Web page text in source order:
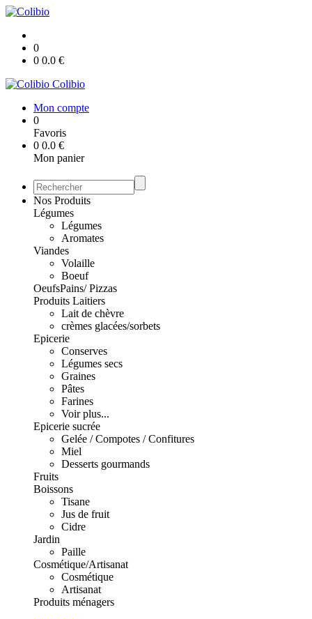
0
0 0.0 €
Colibio
Mon compte
0
Favoris
0 0.0 €
Mon panier
Nos Produits
Légumes
Légumes
Aromates
Viandes
Volaille
Boeuf
OeufsPains/ Pizzas
Produits Laitiers
Lait de chèvre
crèmes glacées/sorbets
Epicerie
Conserves
Légumes secs
Graines
Pâtes
Farines
Voir plus...
Epicerie sucrée
Gelée / Compotes / Confitures
Miel
Desserts gourmands
Fruits
Boissons
Tisane
Jus de fruit
Cidre
Jardin
Paille
Cosmétique/Artisanat
Cosmétique
Artisanat
Produits ménagers